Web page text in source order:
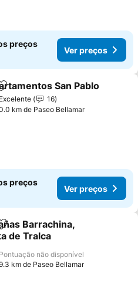
preços
Ver preços
Adicionar aos favoritos
San Pablo
Excelente
16
km de Paseo Bellamar
preços
Ver preços
Adicionar aos favoritos
Barrachina,
de Tralca
Pontuação não disponível
km de Paseo Bellamar